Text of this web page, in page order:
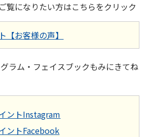
覧になりたい方はこちらをクリック
【お客様の声】
ラム・フェイスブックもみにきてね
ントInstagram
ントFacebook